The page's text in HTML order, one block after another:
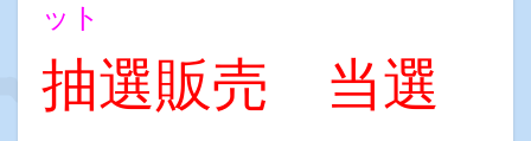
ット
抽選販売 当選